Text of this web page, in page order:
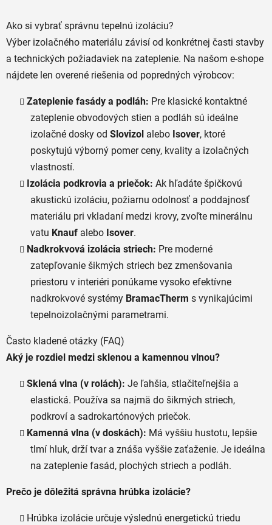
a
c
i
e
p
r
v
k
y
v
p
i
s
u
n
i
e
Ako si vybrať správnu tepelnú izoláciu?
Výber izolačného materiálu závisí od konkrétnej časti stavby
a technických požiadaviek na zateplenie. Na našom e-shope
nájdete len overené riešenia od popredných výrobcov:
Zateplenie fasády a podláh: Pre klasické kontaktné
zateplenie obvodových stien a podláh sú ideálne
izolačné dosky od Slovizol alebo Isover, ktoré
poskytujú výborný pomer ceny, kvality a izolačných
vlastností.
Izolácia podkrovia a priečok: Ak hľadáte špičkovú
akustickú izoláciu, požiarnu odolnosť a poddajnosť
materiálu pri vkladaní medzi krovy, zvoľte minerálnu
vatu Knauf alebo Isover.
Nadkrokvová izolácia striech: Pre moderné
zatepľovanie šikmých striech bez zmenšovania
priestoru v interiéri ponúkame vysoko efektívne
nadkrokvové systémy BramacTherm s vynikajúcimi
tepelnoizolačnými parametrami.
Často kladené otázky (FAQ)
Aký je rozdiel medzi sklenou a kamennou vlnou?
Sklená vlna (v rolách): Je ľahšia, stlačiteľnejšia a
elastická. Používa sa najmä do šikmých striech,
podkroví a sadrokartónových priečok.
Kamenná vlna (v doskách): Má vyššiu hustotu, lepšie
tlmí hluk, drží tvar a znáša vyššie zaťaženie. Je ideálna
na zateplenie fasád, plochých striech a podláh.
Prečo je dôležitá správna hrúbka izolácie?
Hrúbka izolácie určuje výslednú energetickú triedu